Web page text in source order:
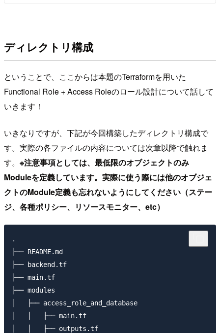
ディレクトリ構成
ということで、ここからは本題のTerraformを用いた
Functional Role + Access Roleのロール設計について話して
いきます！
いきなりですが、下記が今回構築したディレクトリ構成で
す。実際の各ファイルの内容については次章以降で触れま
す。 ※注意事項としては、最低限のオブジェクトのみ
Moduleを定義しています。実際に使う際には他のオブジェ
クトのModule定義も忘れないようにしてください（ステー
ジ、各種ポリシー、リソースモニター、etc）
.
├── README.md
├── backend.tf
├── main.tf
├── modules
│   ├── access_role_and_database
│   │   ├── main.tf
│   │   ├── outputs.tf